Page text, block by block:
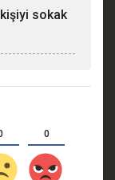
sokak
0